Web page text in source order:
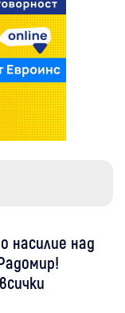
насилие над